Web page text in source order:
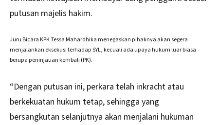
putusan majelis hakim.
Juru Bicara KPK Tessa Mahardhika menegaskan pihaknya akan segera
menjalankan eksekusi terhadap SYL, kecuali ada upaya hukum luar biasa
berupa peninjauan kembali (PK).
“Dengan putusan ini, perkara telah inkracht atau
berkekuatan hukum tetap, sehingga yang
bersangkutan selanjutnya akan menjalani hukuman